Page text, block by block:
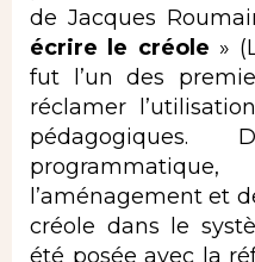
de Jacques
écrire le créole »
fut l’un des
réclamer
l’aménagement et
créole dans le
été posée avec la